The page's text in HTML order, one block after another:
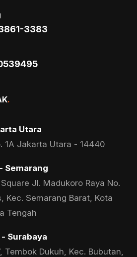
3383
.
Utara
1A Jakarta Utara - 14440
Semarang
Jl. Madukoro Raya No.
Kec. Semarang Barat, Kota
Tengah
Surabaya
Tembok Dukuh, Kec. Bubutan,